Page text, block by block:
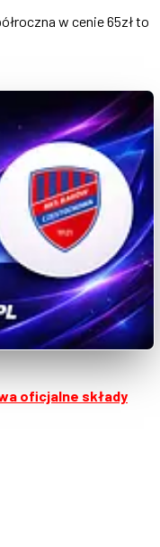
w cenie 65zł to
oficjalne składy